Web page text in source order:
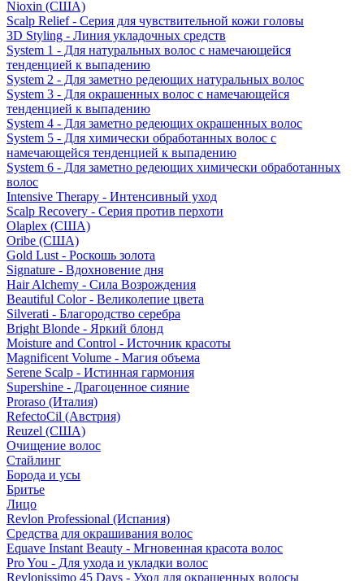
Nioxin (США)
Scalp Relief - Серия для чувствительной кожи головы
3D Styling - Линия укладочных средств
System 1 - Для натуральных волос с намечающейся
тенденцией к выпадению
System 2 - Для заметно редеющих натуральных волос
System 3 - Для окрашенных волос с намечающейся
тенденцией к выпадению
System 4 - Для заметно редеющих окрашенных волос
System 5 - Для химически обработанных волос с
намечающейся тенденцией к выпадению
System 6 - Для заметно редеющих химически обработанных
волос
Intensive Therapy - Интенсивный уход
Scalp Recovery - Серия против перхоти
Olaplex (США)
Oribe (США)
Gold Lust - Роскошь золота
Signature - Вдохновение дня
Hair Alchemy - Сила Возрождения
Beautiful Color - Великолепие цвета
Silverati - Благородство серебра
Bright Blonde - Яркий блонд
Moisture and Control - Источник красоты
Magnificent Volume - Магия объема
Serene Scalp - Истинная гармония
Supershine - Драгоценное сияние
Proraso (Италия)
RefectoCil (Австрия)
Reuzel (США)
Очищение волос
Стайлинг
Борода и усы
Бритье
Лицо
Revlon Professional (Испания)
Средства для окрашивания волос
Equave Instant Beauty - Мгновенная красота волос
Pro You - Для ухода и укладки волос
Revlonissimo 45 Days - Уход для окрашенных волосы